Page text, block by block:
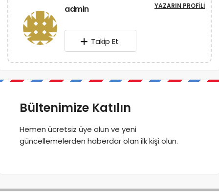
admin YAZARIN PROFILI
Takip Et
Bültenimize Katılın
Hemen ücretsiz üye olun ve yeni
güncellemelerden haberdar olan ilk kişi olun.